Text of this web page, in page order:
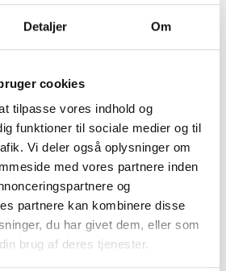
Detaljer Om
cookies
tilpasse vores indhold og
funktioner til sociale medier og til
Vi deler også oplysninger om
med vores partnere inden
og
partnere kan kombinere disse
du har givet dem, eller som
brug af deres tjenester.
levering (30 min. i Kbh)
lave priser*
ikke ernæringsprodukter.
af kendte
et stort udvalg af kendte
vitaminer og andre spændende
– altid til fast lav pris.
om Uglecare.dk her